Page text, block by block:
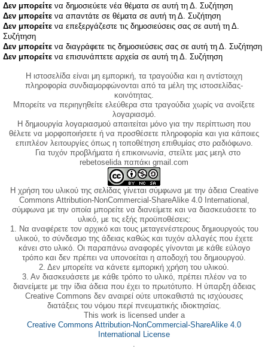
Δεν μπορείτε να δημοσιεύετε νέα θέματα σε αυτή τη Δ. Συζήτηση
Δεν μπορείτε να απαντάτε σε θέματα σε αυτή τη Δ. Συζήτηση
Δεν μπορείτε να επεξεργάζεστε τις δημοσιεύσεις σας σε αυτή τη Δ.
Συζήτηση
Δεν μπορείτε να διαγράφετε τις δημοσιεύσεις σας σε αυτή τη Δ. Συζήτηση
Δεν μπορείτε να επισυνάπτετε αρχεία σε αυτή τη Δ. Συζήτηση
Η ιστοσελίδα είναι μη εμπορική, τα τραγούδια και η αντίστοιχη
πληροφορία συνδιαμορφώνονται από τα μέλη της ιστοσελίδας-
κοινότητας.
Μπορείτε να περιηγηθείτε ελεύθερα στα τραγούδια χωρίς να ανοίξετε
λογαριασμό.
Η δημιουργία λογαριασμού απαιτείται μόνο για την περίπτωση που
θέλετε να μορφοποιήσετε ή να προσθέσετε πληροφορία και για κάποιες
επιπλέον λειτουργίες όπως η τοποθέτηση επιθυμίας στο ραδιόφωνο.
Για τυχόν προβλήματα ή επικοινωνία, στείλτε μας μεηλ στο
rebetoselida παπάκι gmail.com
Η χρήση του υλικού της σελίδας γίνεται σύμφωνα με την άδεια Creative
Commons Attribution-NonCommercial-ShareAlike 4.0 International,
σύμφωνα με την οποία μπορείτε να διανείμετε και να διασκευάσετε το
υλικό, με τις εξής προϋποθέσεις:
1. Να αναφέρετε τον αρχικό και τους μεταγενέστερους δημιουργούς του
υλικού, το σύνδεσμο της άδειας καθώς και τυχόν αλλαγές που έχετε
κάνει στο υλικό. Οι παραπάνω αναφορές γίνονται με κάθε εύλογο
τρόπο και δεν πρέπει να υπονοείται η αποδοχή του δημιουργού.
2. Δεν μπορείτε να κάνετε εμπορική χρήση του υλικού.
3. Αν διασκευάσετε με κάθε τρόπο το υλικό, πρέπει πλέον να το
διανείμετε με την ίδια άδεια που έχει το πρωτότυπο. Η ύπαρξη άδειας
Creative Commons δεν αναιρεί ούτε υποκαθιστά τις ισχύουσες
διατάξεις του νόμου περί πνευματικής ιδιοκτησίας.
This work is licensed under a
Creative Commons Attribution-NonCommercial-ShareAlike 4.0
International License
.